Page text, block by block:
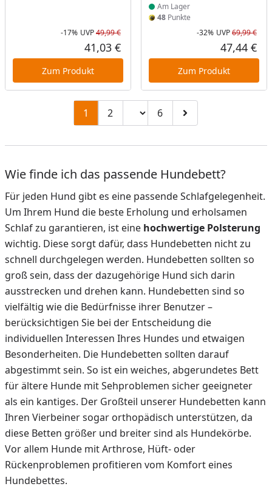
Rabatt in Prozent
-17%
Ursprünglicher Preis
UVP49,99 €
Aktueller Preis
41,03 €
Zum Produkt
Am Lager
48Punkte
-32% UVP69,99 €
47,44 €
Zum Produkt
1 Zu Seite 2
2 Seitenzahl ändern
Zu Seite 6
6 Zur nächsten Seite
Wie finde ich das passende Hundebett?
Für jeden Hund gibt es eine passende Schlafgelegenheit.
Um Ihrem Hund die beste Erholung und erholsamen
Schlaf zu garantieren, ist eine hochwertige Polsterung
wichtig. Diese sorgt dafür, dass Hundebetten nicht zu
schnell durchgelegen werden. Hundebetten sollten so
groß sein, dass der dazugehörige Hund sich darin
ausstrecken und drehen kann. Hundebetten sind so
vielfältig wie die Bedürfnisse ihrer Benutzer –
berücksichtigen Sie bei der Entscheidung die
individuellen Interessen Ihres Hundes und etwaigen
Besonderheiten. Die Hundebetten sollten darauf
abgestimmt sein. So ist ein weiches, abgerundetes Bett
für ältere Hunde mit Sehproblemen sicher geeigneter
als ein kantiges. Der Großteil unserer Hundebetten kann
Ihren Vierbeiner sogar orthopädisch unterstützen, da
diese Betten größer und breiter sind als Hundekörbe.
Vor allem Hunde mit Arthrose, Hüft- oder
Rückenproblemen profitieren vom Komfort eines
Hundebettes.